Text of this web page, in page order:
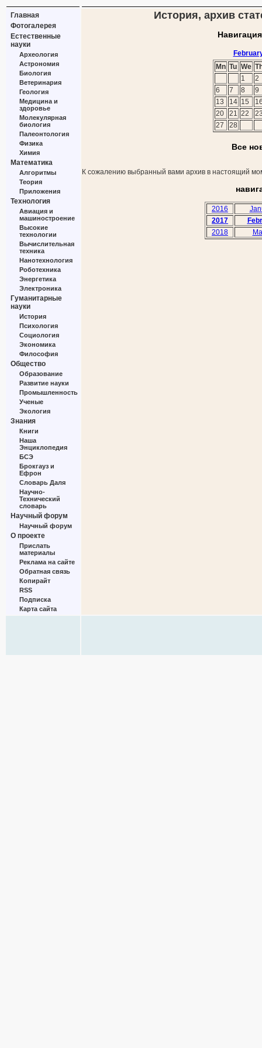
Главная
Фотогалерея
Естественные
науки
Археология
Астрономия
Биология
Ветеринария
Геология
Медицина и
здоровье
Молекулярная
биология
Палеонтология
Физика
Химия
Математика
Алгоритмы
Теория
Приложения
Технология
Авиация и
машиностроение
Высокие
технологии
Вычислительная
техника
Нанотехнология
Роботехника
Энергетика
Электроника
Гуманитарные
науки
История
Психология
Социология
Экономика
Философия
Общество
Образование
Развитие науки
Промышленность
Ученые
Экология
Знания
Книги
Наша
Энциклопедия
БСЭ
Брокгауз и
Ефрон
Словарь Даля
Научно-
Технический
словарь
Научный форум
Научный форум
О проекте
Прислать
материалы
Реклама на сайте
Обратная связь
Копирайт
RSS
Подписка
Карта сайта
История, архив
Mn Tu We
1
2
6
7 8
9
13
14 15
20
21 22
27
28
Все
К сожалению выбранный вами архив в настоящий
2016
2017
2018